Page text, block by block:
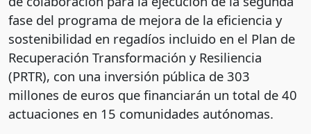
fase del programa de mejora de la eficiencia y
sostenibilidad en regadíos incluido en el Plan de
Recuperación Transformación y Resiliencia
(PRTR), con una inversión pública de 303
millones de euros que financiarán un total de 40
actuaciones en 15 comunidades autónomas.